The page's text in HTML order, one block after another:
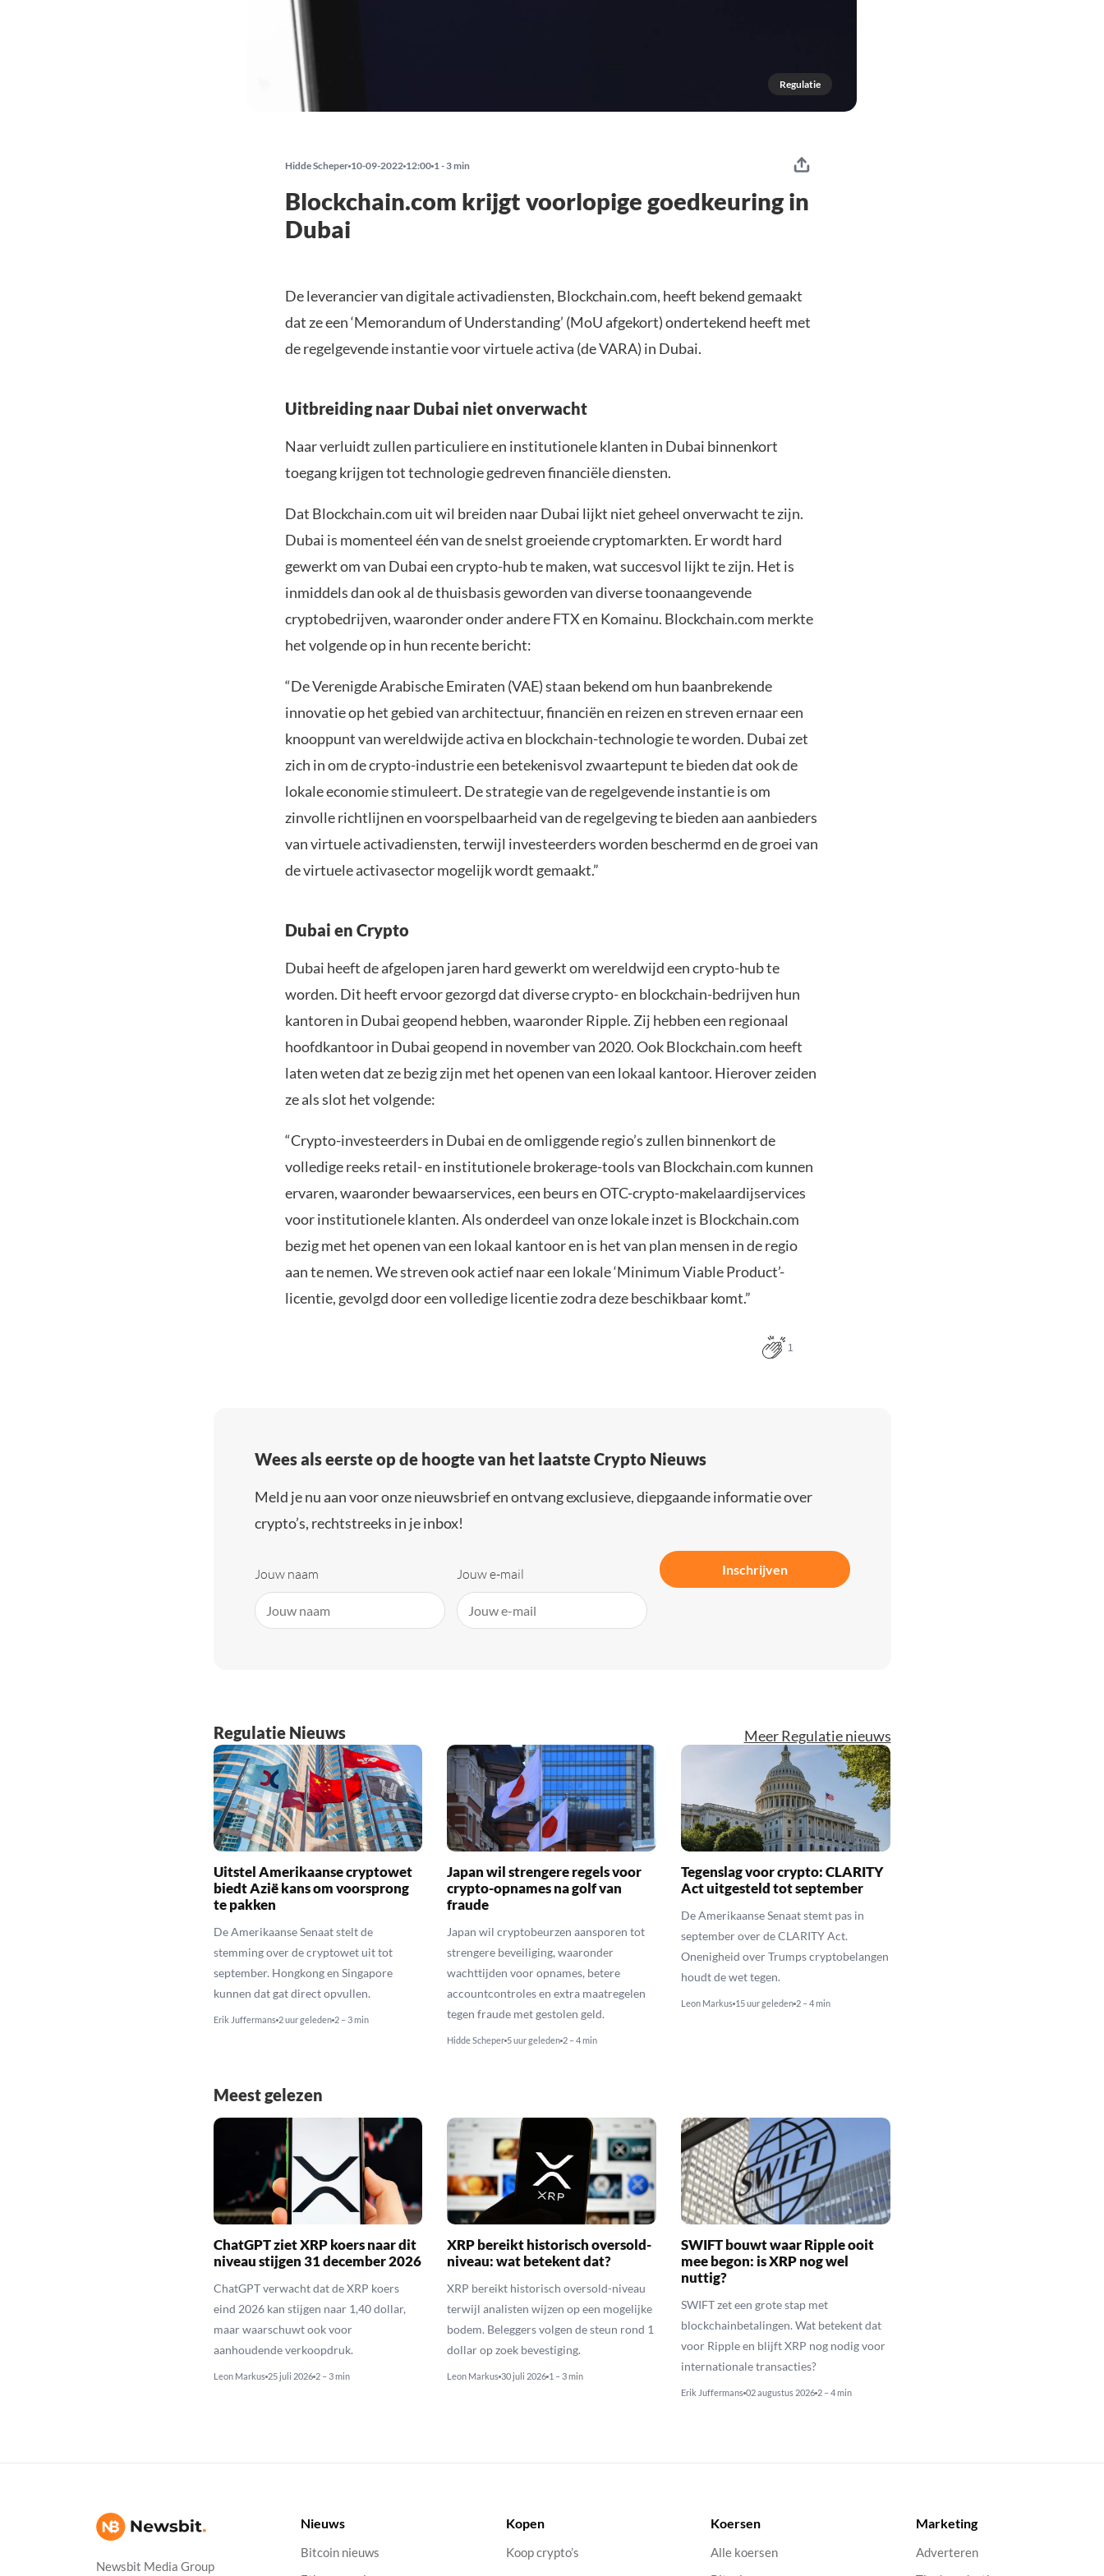
Regulatie
Hidde Scheper 10-09-2022 12:00 1 - 3 min
Blockchain.com krijgt voorlopige goedkeuring in
Dubai
De leverancier van digitale activadiensten, Blockchain.com, heeft bekend gemaakt
dat ze een ‘Memorandum of Understanding’ (MoU afgekort) ondertekend heeft met
de regelgevende instantie voor virtuele activa (de VARA) in Dubai.
Uitbreiding naar Dubai niet onverwacht
Naar verluidt zullen particuliere en institutionele klanten in Dubai binnenkort
toegang krijgen tot technologie gedreven financiële diensten.
Dat Blockchain.com uit wil breiden naar Dubai lijkt niet geheel onverwacht te zijn.
Dubai is momenteel één van de snelst groeiende cryptomarkten. Er wordt hard
gewerkt om van Dubai een crypto-hub te maken, wat succesvol lijkt te zijn. Het is
inmiddels dan ook al de thuisbasis geworden van diverse toonaangevende
cryptobedrijven, waaronder onder andere FTX en Komainu. Blockchain.com merkte
het volgende op in hun recente bericht:
“De Verenigde Arabische Emiraten (VAE) staan bekend om hun baanbrekende
innovatie op het gebied van architectuur, financiën en reizen en streven ernaar een
knooppunt van wereldwijde activa en blockchain-technologie te worden. Dubai zet
zich in om de crypto-industrie een betekenisvol zwaartepunt te bieden dat ook de
lokale economie stimuleert. De strategie van de regelgevende instantie is om
zinvolle richtlijnen en voorspelbaarheid van de regelgeving te bieden aan aanbieders
van virtuele activadiensten, terwijl investeerders worden beschermd en de groei van
de virtuele activasector mogelijk wordt gemaakt.”
Dubai en Crypto
Dubai heeft de afgelopen jaren hard gewerkt om wereldwijd een crypto-hub te
worden. Dit heeft ervoor gezorgd dat diverse crypto- en blockchain-bedrijven hun
kantoren in Dubai geopend hebben, waaronder Ripple. Zij hebben een regionaal
hoofdkantoor in Dubai geopend in november van 2020. Ook Blockchain.com heeft
laten weten dat ze bezig zijn met het openen van een lokaal kantoor. Hierover zeiden
ze als slot het volgende:
“Crypto-investeerders in Dubai en de omliggende regio’s zullen binnenkort de
volledige reeks retail- en institutionele brokerage-tools van Blockchain.com kunnen
ervaren, waaronder bewaarservices, een beurs en OTC-crypto-makelaardijservices
voor institutionele klanten. Als onderdeel van onze lokale inzet is Blockchain.com
bezig met het openen van een lokaal kantoor en is het van plan mensen in de regio
aan te nemen. We streven ook actief naar een lokale ‘Minimum Viable Product’-
licentie, gevolgd door een volledige licentie zodra deze beschikbaar komt.”
1
Wees als eerste op de hoogte van het laatste Crypto Nieuws
Meld je nu aan voor onze nieuwsbrief en ontvang exclusieve, diepgaande informatie over
crypto’s, rechtstreeks in je inbox!
Jouw naam Jouw e-mail Inschrijven
Regulatie Nieuws Meer Regulatie nieuws
Uitstel Amerikaanse cryptowet
biedt Azië kans om voorsprong
te pakken
De Amerikaanse Senaat stelt de
stemming over de cryptowet uit tot
september. Hongkong en Singapore
kunnen dat gat direct opvullen.
Erik Juffermans 2 uur geleden 2 – 3 min
Japan wil strengere regels voor
crypto-opnames na golf van
fraude
Japan wil cryptobeurzen aansporen tot
strengere beveiliging, waaronder
wachttijden voor opnames, betere
accountcontroles en extra maatregelen
tegen fraude met gestolen geld.
Hidde Scheper 5 uur geleden 2 – 4 min
Tegenslag voor crypto: CLARITY
Act uitgesteld tot september
De Amerikaanse Senaat stemt pas in
september over de CLARITY Act.
Onenigheid over Trumps cryptobelangen
houdt de wet tegen.
Leon Markus 15 uur geleden 2 – 4 min
Meest gelezen
ChatGPT ziet XRP koers naar dit
niveau stijgen 31 december 2026
ChatGPT verwacht dat de XRP koers
eind 2026 kan stijgen naar 1,40 dollar,
maar waarschuwt ook voor
aanhoudende verkoopdruk.
Leon Markus 25 juli 2026 2 – 3 min
XRP bereikt historisch oversold-
niveau: wat betekent dat?
XRP bereikt historisch oversold-niveau
terwijl analisten wijzen op een mogelijke
bodem. Beleggers volgen de steun rond 1
dollar op zoek bevestiging.
Leon Markus 30 juli 2026 1 – 3 min
SWIFT bouwt waar Ripple ooit
mee begon: is XRP nog wel
nuttig?
SWIFT zet een grote stap met
blockchainbetalingen. Wat betekent dat
voor Ripple en blijft XRP nog nodig voor
internationale transacties?
Erik Juffermans 02 augustus 2026 2 – 4 min
Newsbit Media Group
Nieuws
Bitcoin nieuws
Kopen
Koop crypto’s
Koersen
Alle koersen
Marketing
Adverteren